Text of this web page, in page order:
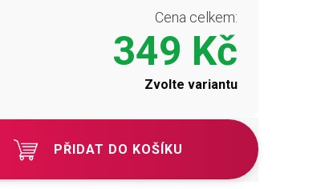
Cena celkem:
349 Kč
Zvolte variantu
PŘIDAT DO KOŠÍKU